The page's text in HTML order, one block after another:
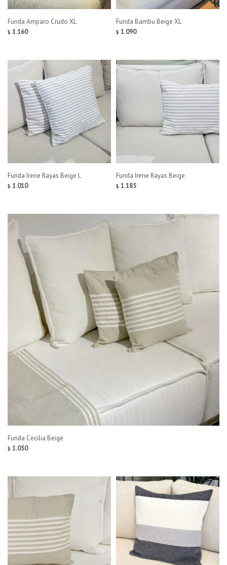
Funda Amparo Crudo XL
$ 1.160
Funda Bambu Beige XL
$ 1.090
Funda Irene Rayas Beige L
$ 1.010
Funda Irene Rayas Beige
$ 1.185
Funda Cecilia Beige
$ 1.030